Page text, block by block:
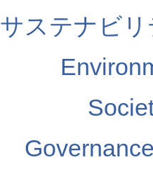
サステナビ